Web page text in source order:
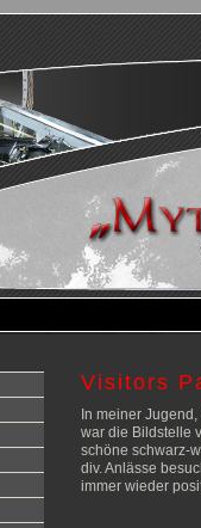
Visitors
In meiner
war die Bildstelle
schöne schwarz-
div. Anlässe
immer wieder